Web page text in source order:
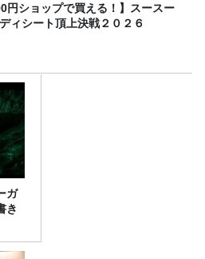
円ショップで買える！】スースー
ィシート頂上決戦２０２６
ガ
き